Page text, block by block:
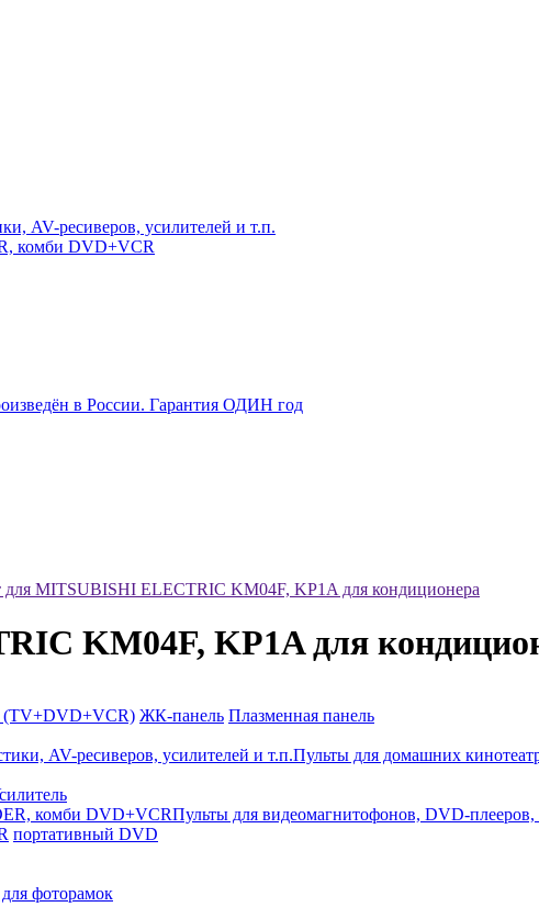
AV-ресиверов, усилителей и т.п.
комби DVD+VCR
в России. Гарантия ОДИН год
для MITSUBISHI ELECTRIC KM04F, KP1A для кондиционера
KM04F, KP1A для
(TV+DVD+VCR) ЖК-панель Плазменная панель
Пульты для домашних
Пульты для видеомагнитофонов, DVD-
портативный DVD
фоторамок